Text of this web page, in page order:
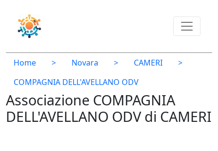
Home > Novara > CAMERI
>
COMPAGNIA DELL'AVELLANO ODV
Associazione COMPAGNIA
DELL'AVELLANO ODV di CAMERI